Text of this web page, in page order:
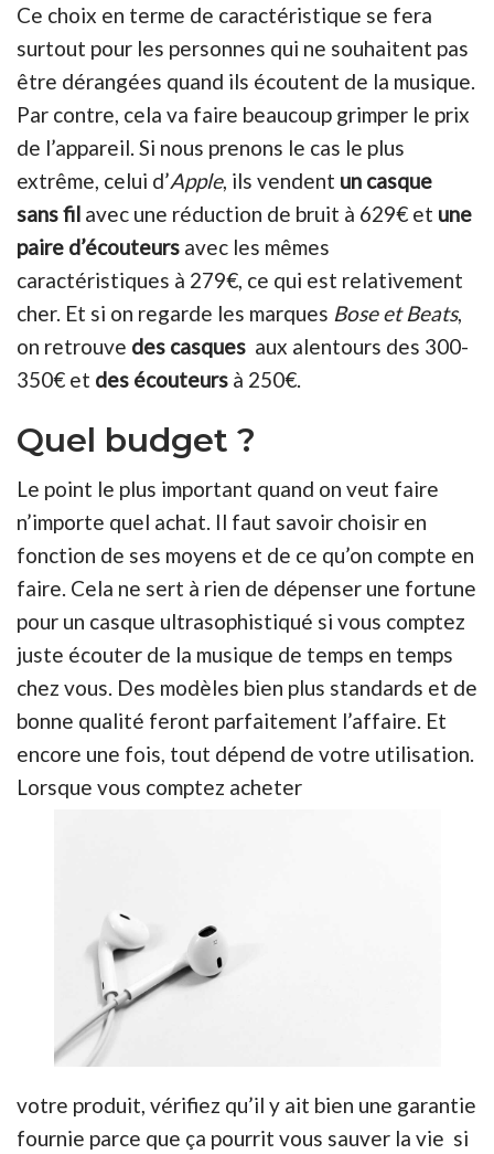
Ce choix en terme de caractéristique se fera
surtout pour les personnes qui ne souhaitent pas
être dérangées quand ils écoutent de la musique.
Par contre, cela va faire beaucoup grimper le prix
de l’appareil. Si nous prenons le cas le plus
extrême, celui d’Apple, ils vendent un casque
sans fil avec une réduction de bruit à 629€ et une
paire d’écouteurs avec les mêmes
caractéristiques à 279€, ce qui est relativement
cher. Et si on regarde les marques Bose et Beats,
on retrouve des casques aux alentours des 300-
350€ et des écouteurs à 250€.
Quel budget ?
Le point le plus important quand on veut faire
n’importe quel achat. Il faut savoir choisir en
fonction de ses moyens et de ce qu’on compte en
faire. Cela ne sert à rien de dépenser une fortune
pour un casque ultrasophistiqué si vous comptez
juste écouter de la musique de temps en temps
chez vous. Des modèles bien plus standards et de
bonne qualité feront parfaitement l’affaire. Et
encore une fois, tout dépend de votre utilisation.
Lorsque vous comptez acheter
votre produit, vérifiez qu’il y ait bien une garantie
fournie parce que ça pourrit vous sauver la vie si